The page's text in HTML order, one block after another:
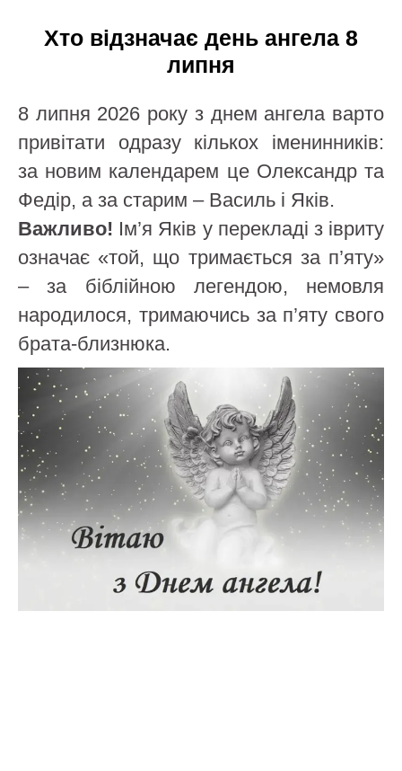
Хто відзначає день ангела 8
липня
8 липня 2026 року з днем ангела варто
привітати одразу кількох іменинників:
за новим календарем це Олександр та
Федір, а за старим – Василь і Яків.
Важливо! Ім’я Яків у перекладі з івриту
означає «той, що тримається за п’яту»
– за біблійною легендою, немовля
народилося, тримаючись за п’яту свого
брата-близнюка.